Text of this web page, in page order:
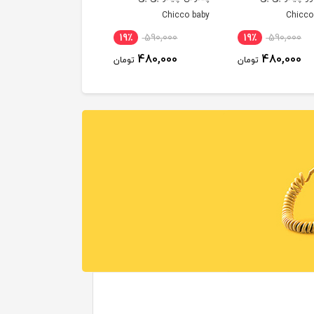
590,000 19٪
480,000 تومان
Chicco baby
590,000 19٪
480,000 تومان